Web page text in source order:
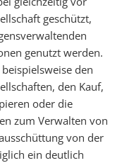
geschützt,
genutzt werden.
den
den Kauf,
oder die
zum Verwalten von
von der
ein deutlich